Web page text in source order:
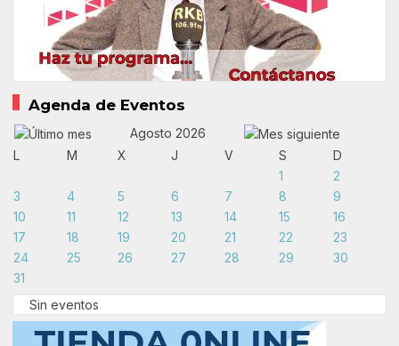
Agenda de Eventos
Agosto 2026
L
M X J V S
D
1
2
3
4 5 6 7 8
9
10
11 12 13 14 15
16
17
18 19 20 21 22
23
24
25 26 27 28 29
30
31
Sin eventos